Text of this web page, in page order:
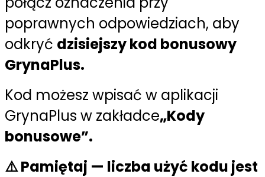
poprawnych odpowiedziach, aby
odkryć dzisiejszy kod bonusowy
GrynaPlus.
Kod możesz wpisać w aplikacji
GrynaPlus w zakładce„Kody
bonusowe”.
⚠️Pamiętaj — liczba użyć kodu jest